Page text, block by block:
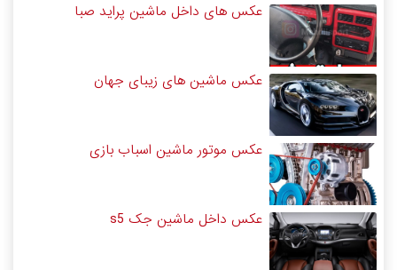
عکس های داخل ماشین پراید صبا
عکس ماشین های زیبای جهان
عکس موتور ماشین اسباب بازی
عکس داخل ماشین جک s5